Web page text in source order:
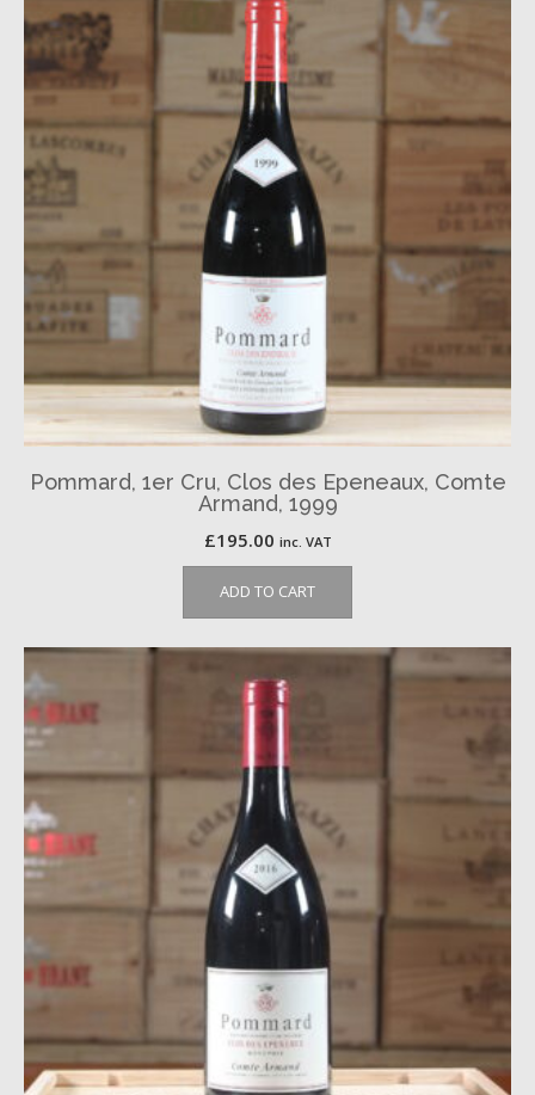
Pommard, 1er Cru, Clos des Epeneaux, Comte
Armand, 1999
£195.00 inc. VAT
ADD TO CART